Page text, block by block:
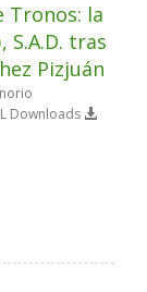
Tronos: la
S.A.D. tras
Pizjuán
Downloads